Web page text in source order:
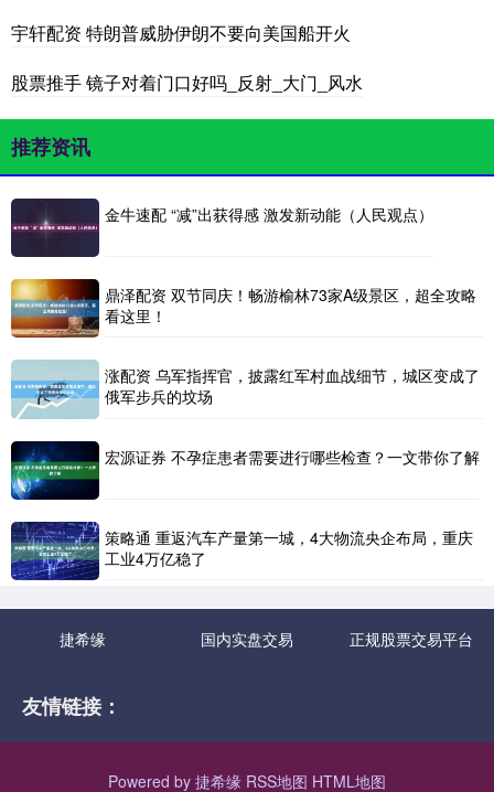
宇轩配资 特朗普威胁伊朗不要向美国船开火
股票推手 镜子对着门口好吗_反射_大门_风水
推荐资讯
金牛速配 “减”出获得感 激发新动能（人民观点）
鼎泽配资 双节同庆！畅游榆林73家A级景区，超全攻略
看这里！
涨配资 乌军指挥官，披露红军村血战细节，城区变成了
俄军步兵的坟场
宏源证券 不孕症患者需要进行哪些检查？一文带你了解
策略通 重返汽车产量第一城，4大物流央企布局，重庆
工业4万亿稳了
捷希缘 国内实盘交易 正规股票交易平台
友情链接：
Powered by 捷希缘 RSS地图 HTML地图